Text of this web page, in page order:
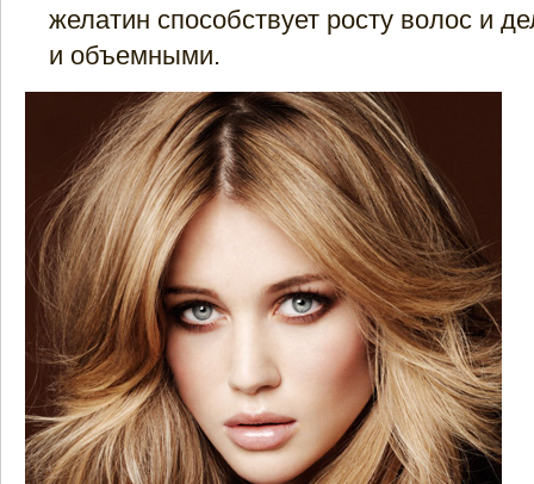
желатин способствует росту волос и
и объемными.